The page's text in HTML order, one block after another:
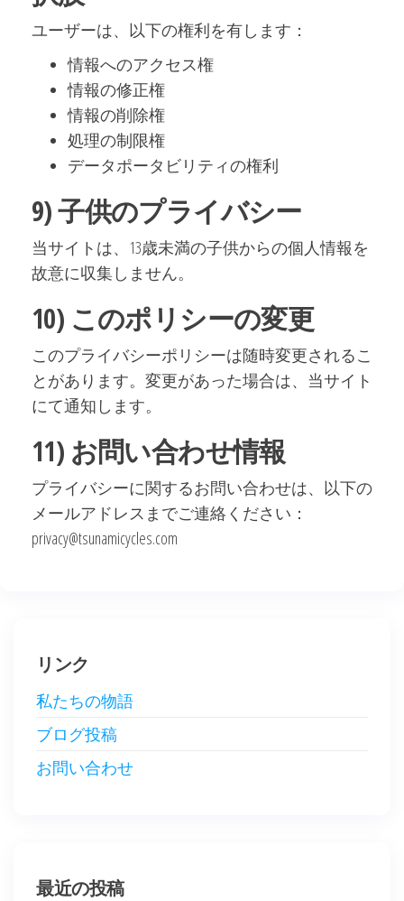
ユーザーは、以下の権利を有します：
情報へのアクセス権
情報の修正権
情報の削除権
処理の制限権
データポータビリティの権利
9) 子供のプライバシー
当サイトは、13歳未満の子供からの個人情報を
故意に収集しません。
10) このポリシーの変更
このプライバシーポリシーは随時変更されるこ
とがあります。変更があった場合は、当サイト
にて通知します。
11) お問い合わせ情報
プライバシーに関するお問い合わせは、以下の
メールアドレスまでご連絡ください：
privacy@tsunamicycles.com
リンク
私たちの物語
ブログ投稿
お問い合わせ
最近の投稿